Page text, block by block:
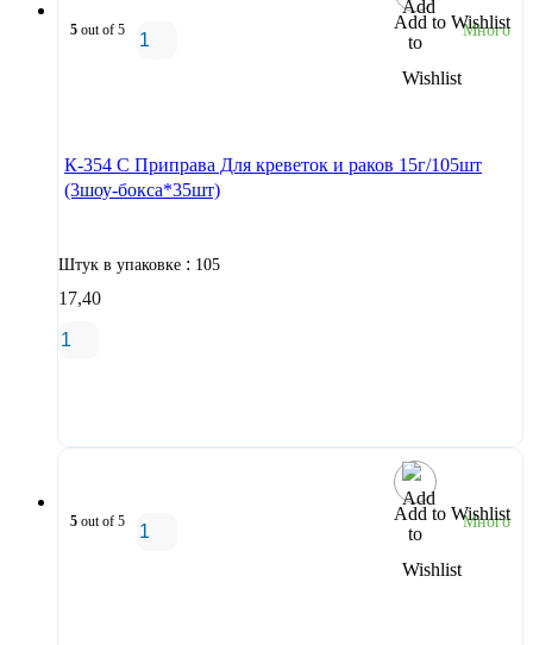
Add to Wishlist
5 out of 5 Много
К-354 С Приправа Для креветок и раков 15г/105шт
(3шоу-бокса*35шт)
Штук в упаковке : 105
17,40
Add to Wishlist
5 out of 5 Много